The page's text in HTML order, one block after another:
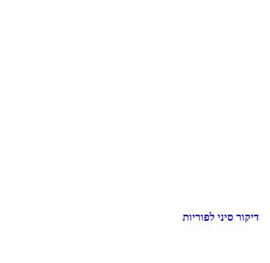
דיקור סיני לפוריות